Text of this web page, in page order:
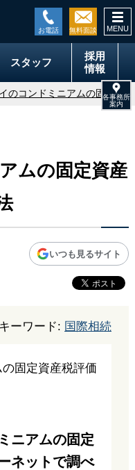
スタッフ
採用
情報
のコンドミニアムの固定資
ムの固定資産
いつも見るサイト
ーワード: 国際相続
ニアムの固定
ネットで調べ